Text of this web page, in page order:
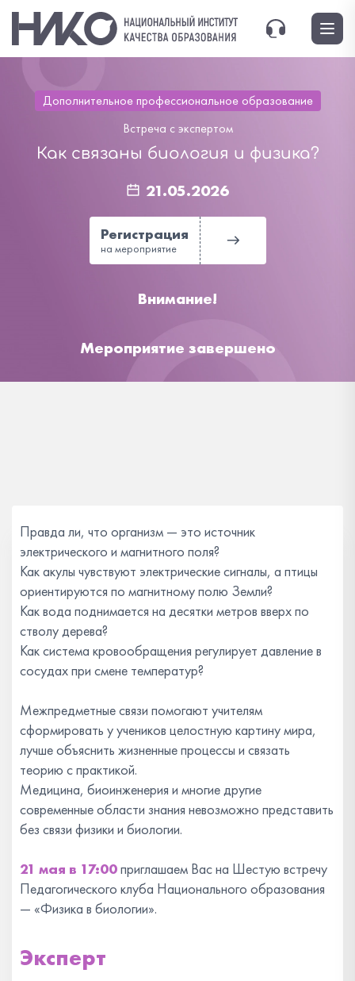
Дополнительное профессиональное образование
Встреча с экспертом
Как связаны биология и физика?
21.05.2026
Регистрация
на мероприятие
Внимание!
Мероприятие завершено
Правда ли, что организм — это источник
электрического и магнитного поля?
Как акулы чувствуют электрические сигналы, а птицы
ориентируются по магнитному полю Земли?
Как вода поднимается на десятки метров вверх по
стволу дерева?
Как система кровообращения регулирует давление в
сосудах при смене температур?
Межпредметные связи помогают учителям
сформировать у учеников целостную картину мира,
лучше объяснить жизненные процессы и связать
теорию с практикой.
Медицина, биоинженерия и многие другие
современные области знания невозможно представить
без связи физики и биологии.
21 мая в 17:00приглашаем Вас на Шестую встречу
Педагогического клуба Национального образования
— «Физика в биологии».
Эксперт